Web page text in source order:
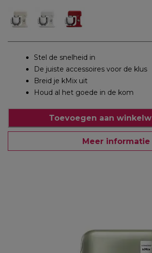
Stel de snelheid in
De juiste accessoires voor de klus
Breid je kMix uit
Houd al het goede in de kom
Toevoegen aan
Meer informatie